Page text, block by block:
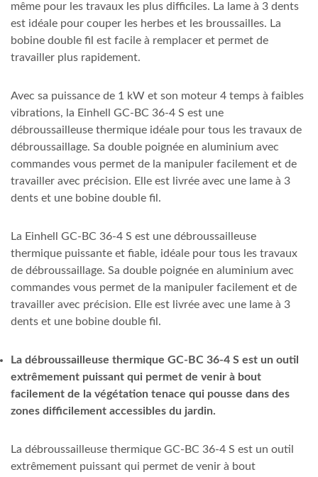
même pour les travaux les plus difficiles. La lame à 3 dents
est idéale pour couper les herbes et les broussailles. La
bobine double fil est facile à remplacer et permet de
travailler plus rapidement.
Avec sa puissance de 1 kW et son moteur 4 temps à faibles
vibrations, la Einhell GC-BC 36-4 S est une
débroussailleuse thermique idéale pour tous les travaux de
débroussaillage. Sa double poignée en aluminium avec
commandes vous permet de la manipuler facilement et de
travailler avec précision. Elle est livrée avec une lame à 3
dents et une bobine double fil.
La Einhell GC-BC 36-4 S est une débroussailleuse
thermique puissante et fiable, idéale pour tous les travaux
de débroussaillage. Sa double poignée en aluminium avec
commandes vous permet de la manipuler facilement et de
travailler avec précision. Elle est livrée avec une lame à 3
dents et une bobine double fil.
La débroussailleuse thermique GC-BC 36-4 S est un outil
extrêmement puissant qui permet de venir à bout
facilement de la végétation tenace qui pousse dans des
zones difficilement accessibles du jardin.
La débroussailleuse thermique GC-BC 36-4 S est un outil
extrêmement puissant qui permet de venir à bout